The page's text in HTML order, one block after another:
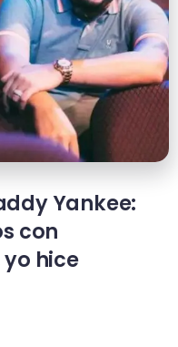
Yankee:
con
yo hice